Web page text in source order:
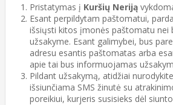
Pristatymas į Kuršių Neriją
Esant perpildytam paštomatui,
išsiųsti kitos įmonės paštomatu nei
užsakyme. Esant galimybei, bus
adresu esantis paštomatas arba
apie tai bus informuojamas
Pildant užsakymą, atidžiai
išsiunčiama SMS žinutė su
poreikiui, kurjeris susisieks dėl